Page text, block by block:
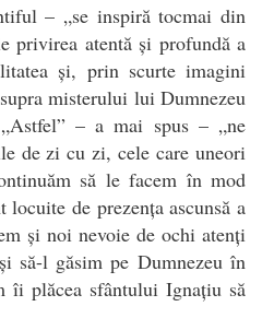
– „se inspiră tocmai din
privirea atentă și profundă a
și, prin scurte imagini
misterului lui Dumnezeu
– a mai spus – „ne
de zi cu zi, cele care uneori
să le facem în mod
de prezența ascunsă a
și noi nevoie de ochi atenți
să-l găsim pe Dumnezeu în
îi plăcea sfântului Ignațiu să